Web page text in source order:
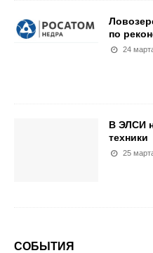
по
24
В ЭЛСИ
техники
25
СОБЫТИЯ